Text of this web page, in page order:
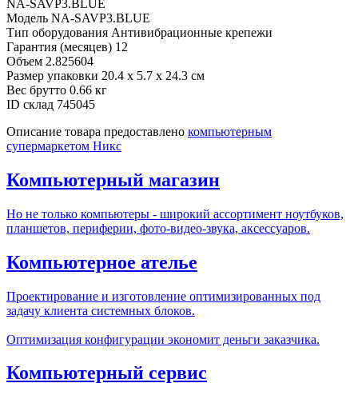
NA-SAVP3.BLUE
Модель NA-SAVP3.BLUE
Тип оборудования Антивибрационные крепежи
Гарантия (месяцев) 12
Объем 2.825604
Размер упаковки 20.4 x 5.7 x 24.3 см
Вес брутто 0.66 кг
ID склад 745045
Описание товара предоставлено компьютерным
супермаркетом Никс
Компьютерный магазин
Но не только компьютеры - широкий ассортимент ноутбуков,
планшетов, периферии, фото-видео-звука, аксессуаров.
Компьютерное ателье
Проектирование и изготовление оптимизированных под
задачу клиента системных блоков.
Оптимизация конфигурации экономит деньги заказчика.
Компьютерный сервис